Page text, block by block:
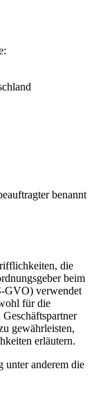
benannt
die
beim
GVO) verwendet
für die
gewährleisten,
erläutern.
unter anderem die